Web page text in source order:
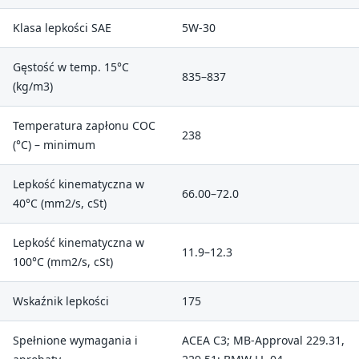
Klasa lepkości SAE 5W-30
Gęstość w temp. 15°C
(kg/m3)
835–837
Temperatura zapłonu COC
(°C) – minimum
238
Lepkość kinematyczna w
40°C (mm2/s, cSt)
66.00–72.0
Lepkość kinematyczna w
100°C (mm2/s, cSt)
11.9–12.3
Wskaźnik lepkości 175
Spełnione wymagania i
ACEA C3; MB-Approval 229.31,